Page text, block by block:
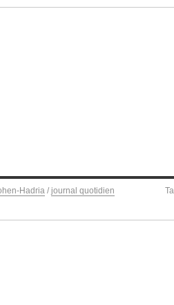
Hadria / journal quotidien